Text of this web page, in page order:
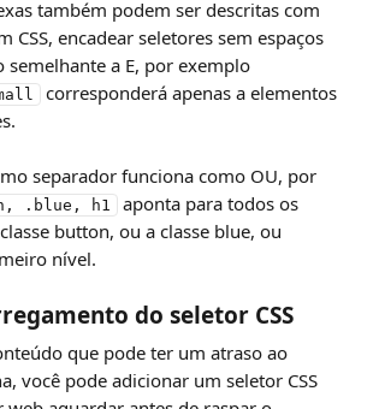
também podem ser descritas com
CSS, encadear seletores sem espaços
semelhante a E, por exemplo
corresponderá apenas a elementos
separador funciona como OU, por
.blue, h1
aponta para todos os
button, ou a classe blue, ou
nível.
do seletor CSS
que pode ter um atraso ao
você pode adicionar um seletor CSS